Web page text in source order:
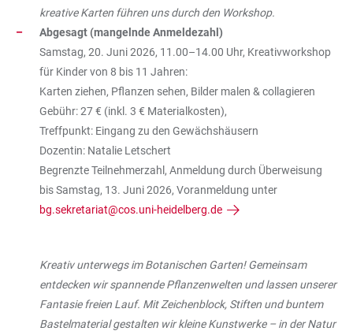
kreative Karten führen uns durch den Workshop.
Abgesagt (mangelnde Anmeldezahl)
Samstag, 20. Juni 2026, 11.00–14.00 Uhr, Kreativworkshop
für Kinder von 8 bis 11 Jahren:
Karten ziehen, Pflanzen sehen, Bilder malen & collagieren
Gebühr: 27 € (inkl. 3 € Materialkosten),
Treffpunkt: Eingang zu den Gewächshäusern
Dozentin: Natalie Letschert
Begrenzte Teilnehmerzahl, Anmeldung durch Überweisung
bis Samstag, 13. Juni 2026, Voranmeldung unter
bg.sekretariat@cos.uni-heidelberg.de
Kreativ unterwegs im Botanischen Garten! Gemeinsam
entdecken wir spannende Pflanzenwelten und lassen unserer
Fantasie freien Lauf. Mit Zeichenblock, Stiften und buntem
Bastelmaterial gestalten wir kleine Kunstwerke – in der Natur